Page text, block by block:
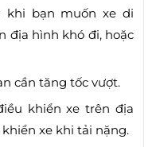
khi bạn muốn xe di
địa hình khó đi, hoặc
cần tăng tốc vượt.
khiển xe trên địa
xe khi tải nặng.